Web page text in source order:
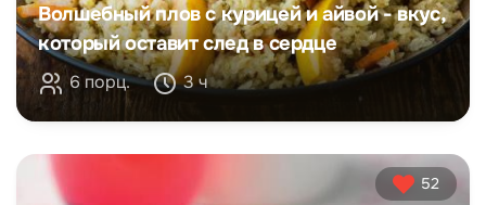
Волшебный плов с курицей и айвой - вкус,
который оставит след в сердце
6 порц. 3 ч
52